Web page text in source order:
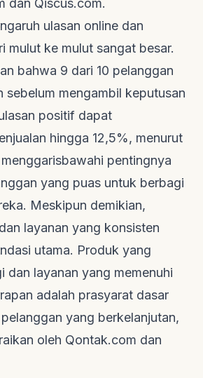
ulasan online dan
mulut ke mulut sangat besar.
bahwa 9 dari 10 pelanggan
sebelum mengambil keputusan
positif dapat
hingga 12,5%, menurut
pentingnya
yang puas untuk berbagi
Meskipun demikian,
layanan yang konsisten
utama. Produk yang
dan layanan yang memenuhi
adalah prasyarat dasar
yang berkelanjutan,
oleh Qontak.com dan